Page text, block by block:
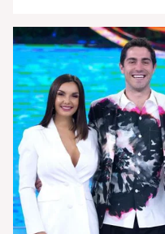
Valentina Persia,
Ignazio Moser. Come
domani sera vedremo